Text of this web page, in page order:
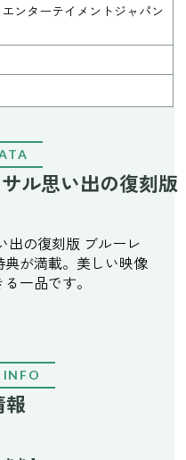
ンターテイメントジャパン
ル思い出の復刻
出の復刻版 ブルーレ
が満載。美しい映像
一品です。
INFO
報